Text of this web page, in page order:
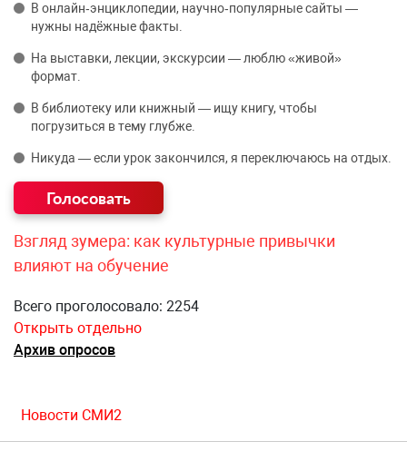
В онлайн‑энциклопедии, научно‑популярные сайты —
нужны надёжные факты.
На выставки, лекции, экскурсии — люблю «живой»
формат.
В библиотеку или книжный — ищу книгу, чтобы
погрузиться в тему глубже.
Никуда — если урок закончился, я переключаюсь на отдых.
Взгляд зумера: как культурные привычки
влияют на обучение
Всего проголосовало: 2254
Открыть отдельно
Архив опросов
Новости СМИ2